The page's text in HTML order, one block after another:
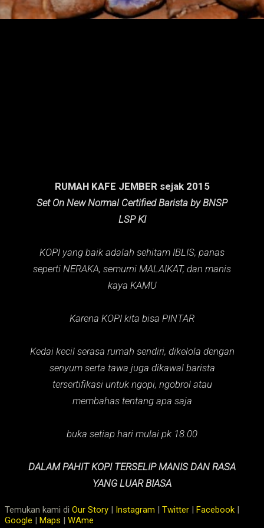
n
g
RUMAH KAFE JEMBER sejak 2015
Set On New Normal Certified Barista by BNSP
LSP KI
KOPI yang baik adalah sehitam IBLIS, panas
seperti NERAKA, semurni MALAIKAT, dan manis
kaya KAMU
Karena KOPI kita bisa PINTAR
Kedai kecil serasa rumah sendiri, dikelola dengan
senyum serta tawa juga dikawal barista
tersertifikasi untuk ngopi, ngobrol atau
membahas tentang apa saja
buka setiap hari mulai pk 18.00
DALAM PAHIT KOPI TERSELIP MANIS DAN RASA
YANG LUAR BIASA
Temukan kami di Our Story | Instagram | Twitter | Facebook |
Google | Maps | WAme